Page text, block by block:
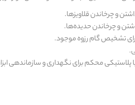
و چرخاندن قلاویزها.
و چرخاندن حدیده‌ها.
تشخیص گام رزوه موجود.
محکم برای نگهداری و سازماندهی